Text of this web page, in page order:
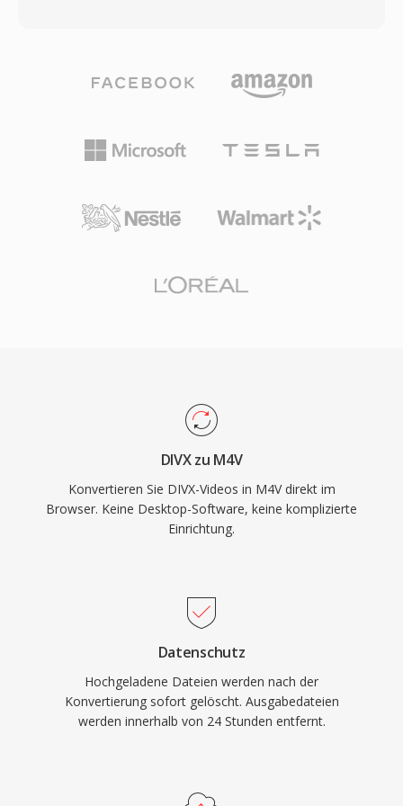
Audiospuren hinzu und bringt DVD-ähnliche
Funktionalität in digitale Dateien. Die DivX-
auf Unterhaltungselektronik, und Tausende von
unterstützten die DivX-Wiedergabe nativ. Der
Codec war zudem Pionier der
die komplexen Szenen mehr Daten zuweist und
jedem Player, der MP4 verarbeitet, da die
Codec-Unterstützung identisch sind. Das
Format enthält typischerweise H.264-Video und
sowie Features wie Kapitelmarker,
M4V-Erweiterung, um iTunes-Inhalte von
und Apple TV wiedergegeben, und
ungeschützte Versionen funktionieren nahtlos
in den meisten großen Mediaplayern auf allen
Plattformen. Das Format gewann erheblich an
Bedeutung, als der iTunes Store zur
dominierenden Plattform für den Kauf und die
MP4-Ökosystem bedeutet, dass Video- und
Transkodierungstool ohne Konvertierung
verarbeitet werden können.
DIVX zu M4V
Konvertieren Sie DIVX-Videos in M4V direkt im
Browser. Keine Desktop-Software, keine komplizierte
Einrichtung.
Datenschutz
Hochgeladene Dateien werden nach der
Konvertierung sofort gelöscht. Ausgabedateien
werden innerhalb von 24 Stunden entfernt.